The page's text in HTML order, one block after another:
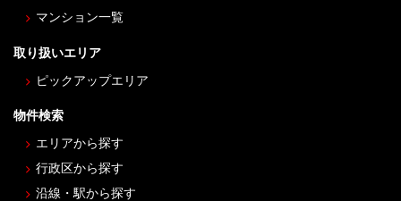
マンション一覧
取り扱いエリア
ピックアップエリア
物件検索
エリアから探す
行政区から探す
沿線・駅から探す